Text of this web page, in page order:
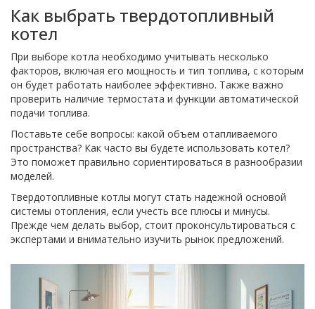
Как выбрать твердотопливный
котел
При выборе котла необходимо учитывать несколько
факторов, включая его мощность и тип топлива, с которым
он будет работать наиболее эффективно. Также важно
проверить наличие термостата и функции автоматической
подачи топлива.
Поставьте себе вопросы: какой объем отапливаемого
пространства? Как часто вы будете использовать котел?
Это поможет правильно сориентироваться в разнообразии
моделей.
Твердотопливные котлы могут стать надежной основой
системы отопления, если учесть все плюсы и минусы.
Прежде чем делать выбор, стоит проконсультироваться с
экспертами и внимательно изучить рынок предложений.